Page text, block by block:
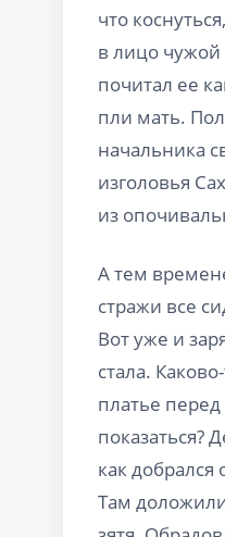
что
в лицо
почитал ее
пли мать.
начальника
изголовья
из
А тем
стражи все
Вот уже и
стала.
платье
показаться?
как добрался
Там